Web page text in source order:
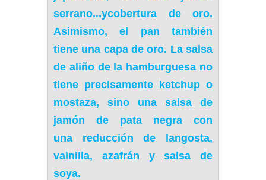
serrano...ycobertura de oro.
Asimismo,
el pan también
tiene una capa de oro. La salsa
de aliño de la hamburguesa no
tiene precisamente ketchup o
mostaza, sino una
salsa de
jamón de pata negra
con
una
reducción de langosta,
vainilla, azafrán y salsa de
soya.